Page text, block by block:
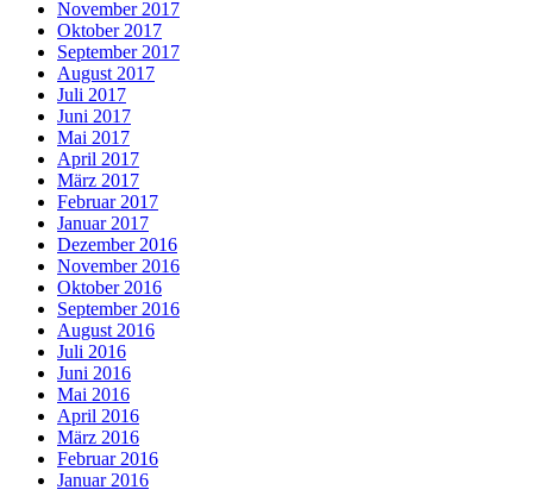
November 2017
Oktober 2017
September 2017
August 2017
Juli 2017
Juni 2017
Mai 2017
April 2017
März 2017
Februar 2017
Januar 2017
Dezember 2016
November 2016
Oktober 2016
September 2016
August 2016
Juli 2016
Juni 2016
Mai 2016
April 2016
März 2016
Februar 2016
Januar 2016